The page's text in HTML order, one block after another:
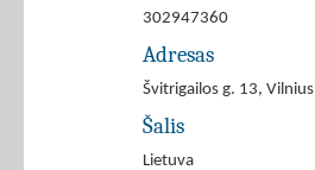
302947360
Adresas
Švitrigailos g. 13, Vilnius
Šalis
Lietuva